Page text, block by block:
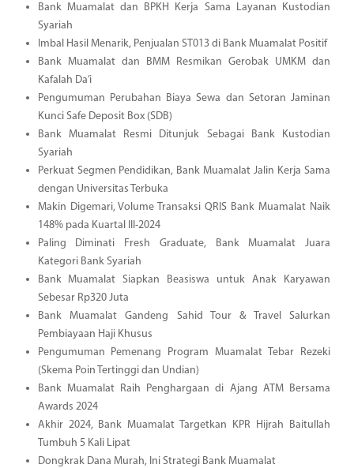
Bank Muamalat dan BPKH Kerja Sama Layanan Kustodian
Syariah
Imbal Hasil Menarik, Penjualan ST013 di Bank Muamalat Positif
Bank Muamalat dan BMM Resmikan Gerobak UMKM dan
Kafalah Da’i
Pengumuman Perubahan Biaya Sewa dan Setoran Jaminan
Kunci Safe Deposit Box (SDB)
Bank Muamalat Resmi Ditunjuk Sebagai Bank Kustodian
Syariah
Perkuat Segmen Pendidikan, Bank Muamalat Jalin Kerja Sama
dengan Universitas Terbuka
Makin Digemari, Volume Transaksi QRIS Bank Muamalat Naik
148% pada Kuartal III-2024
Paling Diminati Fresh Graduate, Bank Muamalat Juara
Kategori Bank Syariah
Bank Muamalat Siapkan Beasiswa untuk Anak Karyawan
Sebesar Rp320 Juta
Bank Muamalat Gandeng Sahid Tour & Travel Salurkan
Pembiayaan Haji Khusus
Pengumuman Pemenang Program Muamalat Tebar Rezeki
(Skema Poin Tertinggi dan Undian)
Bank Muamalat Raih Penghargaan di Ajang ATM Bersama
Awards 2024
Akhir 2024, Bank Muamalat Targetkan KPR Hijrah Baitullah
Tumbuh 5 Kali Lipat
Dongkrak Dana Murah, Ini Strategi Bank Muamalat